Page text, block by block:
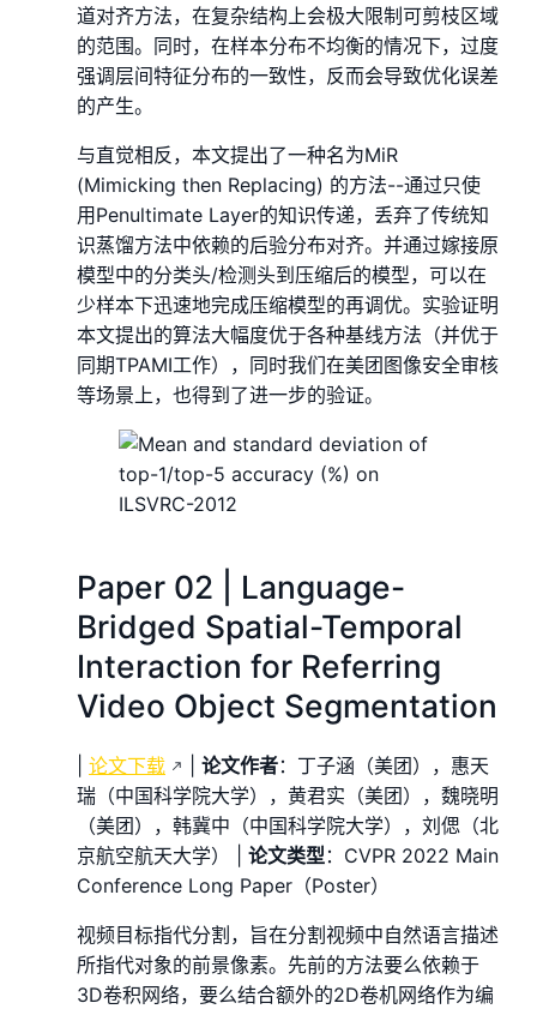
道对齐方法，在复杂结构上会极大限制可剪枝区域
的范围。同时，在样本分布不均衡的情况下，过度
强调层间特征分布的一致性，反而会导致优化误差
的产生。
与直觉相反，本文提出了一种名为MiR
(Mimicking then Replacing) 的方法--通过只使
用Penultimate Layer的知识传递，丢弃了传统知
识蒸馏方法中依赖的后验分布对齐。并通过嫁接原
模型中的分类头/检测头到压缩后的模型，可以在
少样本下迅速地完成压缩模型的再调优。实验证明
本文提出的算法大幅度优于各种基线方法（并优于
同期TPAMI工作），同时我们在美团图像安全审核
等场景上，也得到了进一步的验证。
Paper 02 | Language-
Bridged Spatial-Temporal
Interaction for Referring
Video Object Segmentation
论文下载 论文作者：丁子涵（美团），惠天
瑞（中国科学院大学），黄君实（美团），魏晓明
（美团），韩冀中（中国科学院大学），刘偲（北
京航空航天大学） | 论文类型：CVPR 2022 Main
Conference Long Paper（Poster）
视频目标指代分割，旨在分割视频中自然语言描述
所指代对象的前景像素。先前的方法要么依赖于
3D卷积网络，要么结合额外的2D卷机网络作为编